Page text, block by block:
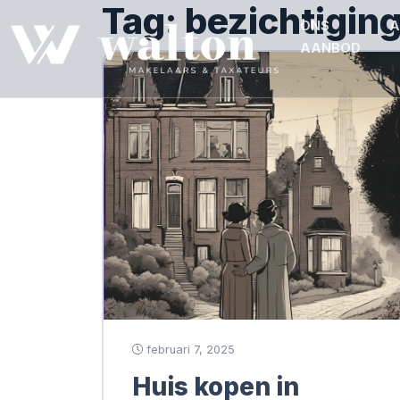
ONS
AANBOD
Tag:
februari 7, 2025
Huis kopen in